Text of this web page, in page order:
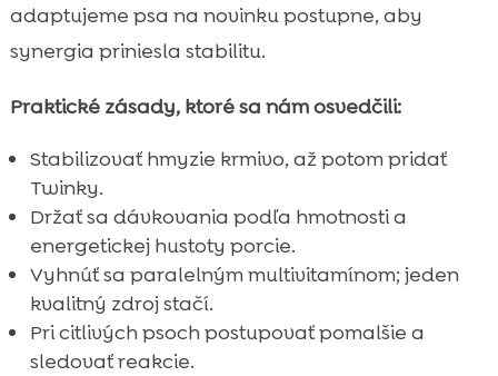
adaptujeme psa na novinku postupne, aby
synergia priniesla stabilitu.
Praktické zásady, ktoré sa nám osvedčili:
Stabilizovať hmyzie krmivo, až potom pridať
Twinky.
Držať sa dávkovania podľa hmotnosti a
energetickej hustoty porcie.
Vyhnúť sa paralelným multivitamínom; jeden
kvalitný zdroj stačí.
Pri citlivých psoch postupovať pomalšie a
sledovať reakcie.